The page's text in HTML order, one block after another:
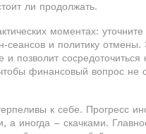
ли продолжать.
моментах: уточните
и политику отмены.
позволит сосредоточиться
финансовый вопрос не
к себе. Прогресс
а иногда – скачками.